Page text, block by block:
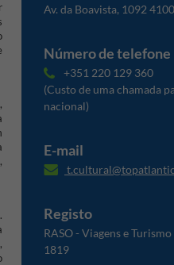
Av. da Boavista, 1092
Número de telefone
+351 220 129 360
(Custo de uma chamada
nacional)
E-mail
Registo
RASO - Viagens e
1819